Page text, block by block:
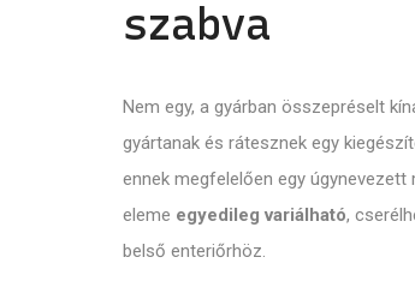
szabva
Nem egy, a gyárban összepréselt
gyártanak és rátesznek egy
ennek megfelelően egy
eleme egyedileg variálható,
belső enteriőrhöz.